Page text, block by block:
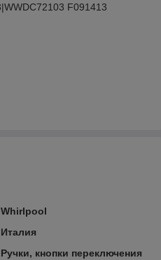
Whirlpool
Италия
Ручки, кнопки переключения